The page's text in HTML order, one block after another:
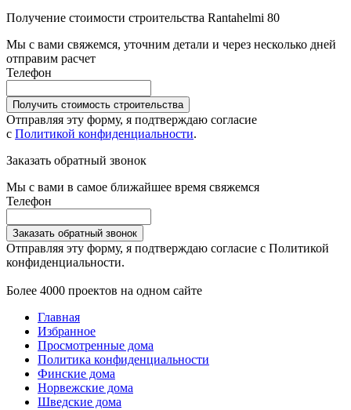
Получение стоимости строительства Rantahelmi 80
Мы с вами свяжемся, уточним детали и через несколько дней
отправим расчет
Телефон
Получить стоимость строительства
Отправляя эту форму, я подтверждаю согласие
с Политикой конфиденциальности.
Заказать обратный звонок
Мы с вами в самое ближайшее время свяжемся
Телефон
Заказать обратный звонок
Отправляя эту форму, я подтверждаю согласие с Политикой
конфиденциальности.
Более 4000 проектов на одном сайте
Главная
Избранное
Просмотренные дома
Политика конфиденциальности
Финские дома
Норвежские дома
Шведские дома